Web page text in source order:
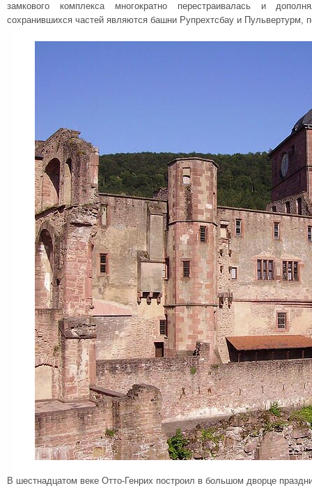
замкового комплекса многократно перестраивалась и
сохранившихся частей являются башни Рупрехтсбау и Пульвертурм,
В шестнадцатом веке Отто-Генрих построил в большом дворце